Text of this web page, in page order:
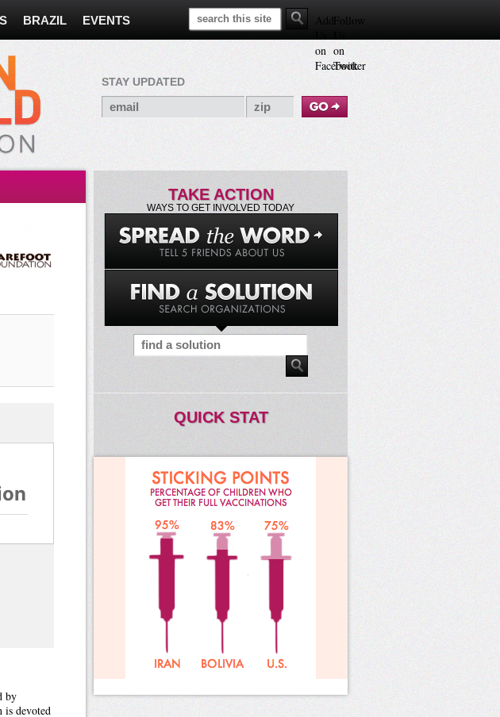
BRAZIL EVENTS Search This Site
Add
on
Facebook
Follow
on
Twitter
STAY UPDATED
by
is devoted
TAKE ACTION
WAYS TO GET INVOLVED TODAY
QUICK STAT